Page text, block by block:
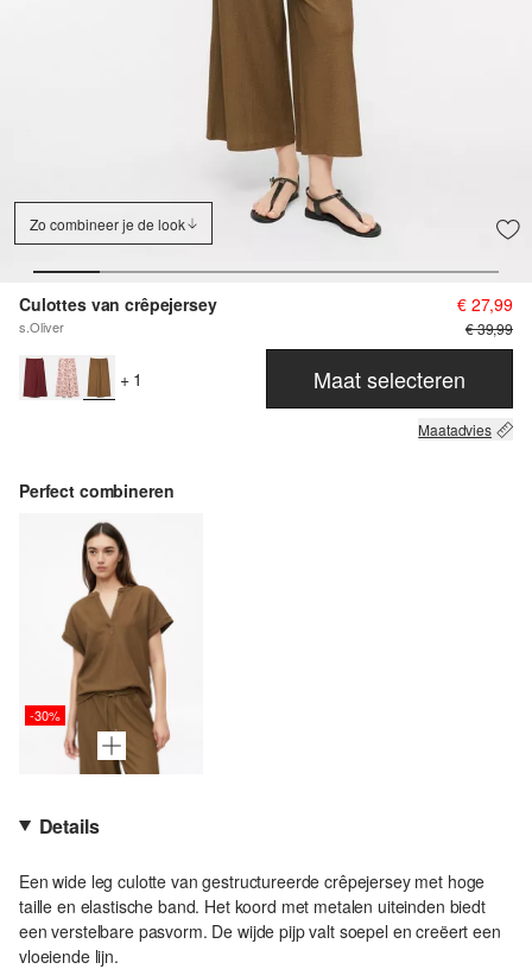
Zo combineer je de look
Culottes van crêpejersey
s.Oliver
€ 27,99
€ 39,99
+ 1 Maat selecteren
Maatadvies
Perfect combineren
-30%
Details
Een wide leg culotte van gestructureerde crêpejersey met hoge
taille en elastische band. Het koord met metalen uiteinden biedt
een verstelbare pasvorm. De wijde pijp valt soepel en creëert een
vloeiende lijn.